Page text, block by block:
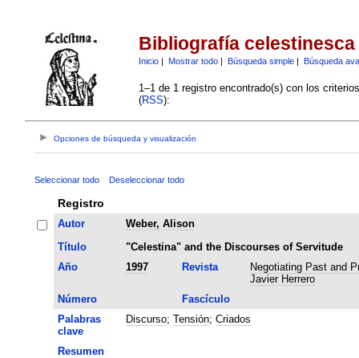
Bibliografía celestinesca
Inicio| Mostrar todo| Búsqueda simple| Búsqueda
1–1 de 1 registro encontrado(s) con los
(RSS):
Opciones de búsqueda y visualización
Seleccionar todo Deseleccionar todo
Registro
Autor
Weber, Alison
Título
"Celestina" and the Discourses of Servitude
Año
1997 Revista
Negotiating Past and
Javier Herrero
Número
Fascículo
Palabras
clave
Discurso; Tensión; Criados
Resumen